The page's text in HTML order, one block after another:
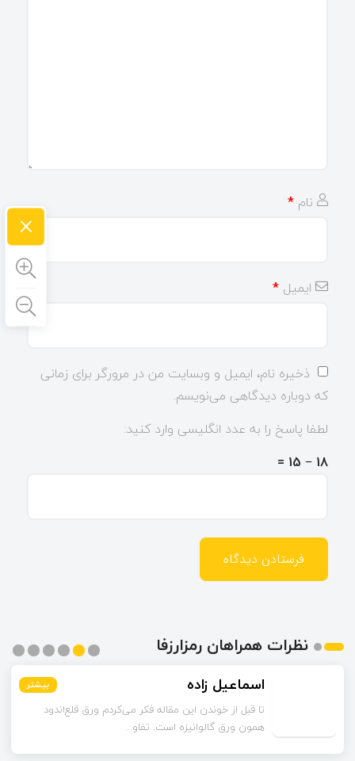
نام *
ایمیل *
ذخیره نام، ایمیل و وبسایت من در مرورگر برای زمانی
که دوباره دیدگاهی می‌نویسم.
لطفا پاسخ را به عدد انگلیسی وارد کنید:
18 − 15 =
نظرات همراهان رمزارزفا
بیشتر اسماعیل زاده بیشتر
تا قبل از خوندن این مقاله فکر می‌کردم ورق قلع‌اندود
همون ورق گالوانیزه است. تفاو...
بیشتر
بیشتر
بیشتر
بیشتر
×